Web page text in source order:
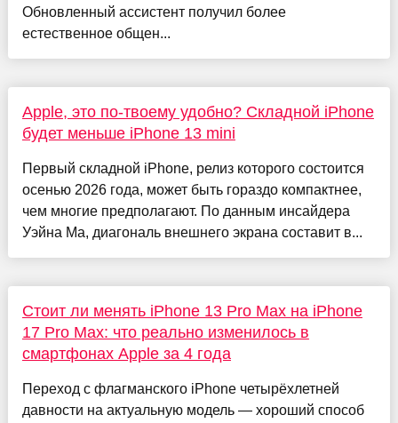
Обновленный ассистент получил более
естественное общен...
Apple, это по-твоему удобно? Складной iPhone
будет меньше iPhone 13 mini
Первый складной iPhone, релиз которого состоится
осенью 2026 года, может быть гораздо компактнее,
чем многие предполагают. По данным инсайдера
Уэйна Ма, диагональ внешнего экрана составит в...
Стоит ли менять iPhone 13 Pro Max на iPhone
17 Pro Max: что реально изменилось в
смартфонах Apple за 4 года
Переход с флагманского iPhone четырёхлетней
давности на актуальную модель — хороший способ